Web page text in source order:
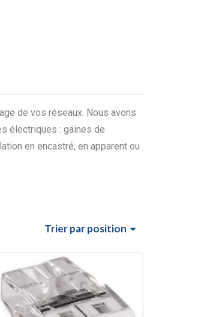
de vos réseaux. Nous avons
électriques : gaines de
en encastré, en apparent ou
Trierpar position